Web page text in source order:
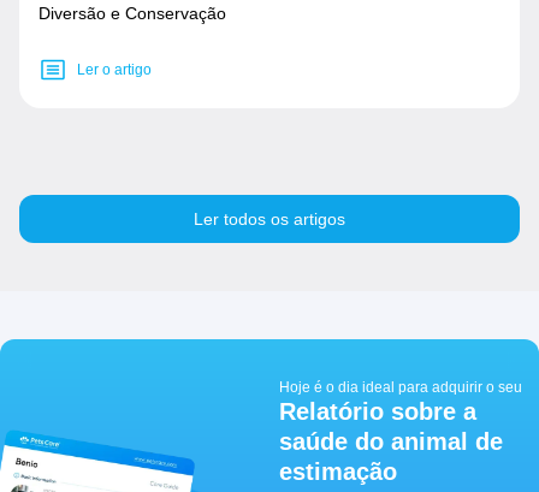
Diversão e Conservação
Ler o artigo
Ler todos os artigos
Hoje é o dia ideal para adquirir o seu
Relatório sobre a
saúde do animal de
estimação